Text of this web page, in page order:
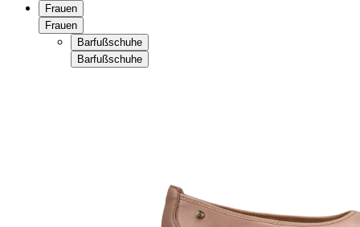
Frauen
Frauen
Barfußschuhe
Barfußschuhe